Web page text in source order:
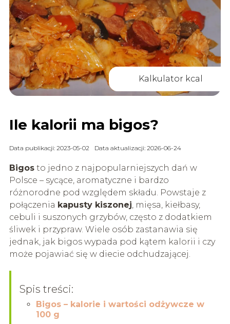
Kalkulator kcal
Ile kalorii ma bigos?
Data publikacji: 2023-05-02 Data aktualizacji: 2026-06-24
Bigosto jedno z najpopularniejszych dań w
Polsce – sycące, aromatyczne i bardzo
różnorodne pod względem składu. Powstaje z
połączenia kapusty kiszonej, mięsa, kiełbasy,
cebuli i suszonych grzybów, często z dodatkiem
śliwek i przypraw. Wiele osób zastanawia się
jednak, jak bigos wypada pod kątem kalorii i czy
może pojawiać się w diecie odchudzającej.
Spis treści:
Bigos – kalorie i wartości odżywcze w
100 g